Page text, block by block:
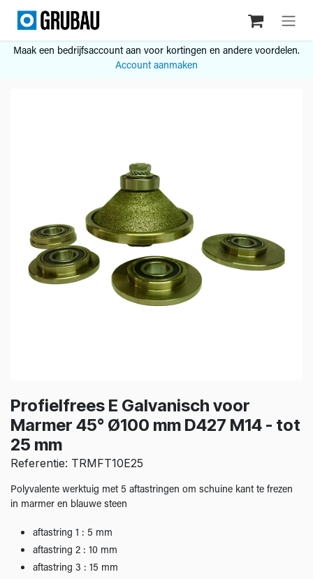
Overslaan naar inhoud
Maak een bedrijfsaccount aan voor kortingen en andere voordelen.
Account aanmaken
Profielfrees E Galvanisch voor
Marmer 45° Ø100 mm D427 M14 - tot
25 mm
Referentie: TRMFT10E25
Polyvalente werktuig met 5 aftastringen om schuine kant te frezen
in marmer en blauwe steen
aftastring 1 : 5 mm
aftastring 2 : 10 mm
aftastring 3 : 15 mm